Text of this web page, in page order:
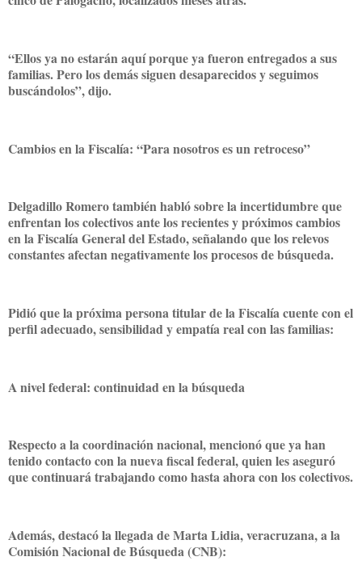
“Ellos ya no estarán aquí porque ya fueron entregados a sus
familias. Pero los demás siguen desaparecidos y seguimos
buscándolos”, dijo.
Cambios en la Fiscalía: “Para nosotros es un retroceso”
Delgadillo Romero también habló sobre la incertidumbre que
enfrentan los colectivos ante los recientes y próximos cambios
en la Fiscalía General del Estado, señalando que los relevos
constantes afectan negativamente los procesos de búsqueda.
Pidió que la próxima persona titular de la Fiscalía cuente con el
perfil adecuado, sensibilidad y empatía real con las familias:
A nivel federal: continuidad en la búsqueda
Respecto a la coordinación nacional, mencionó que ya han
tenido contacto con la nueva fiscal federal, quien les aseguró
que continuará trabajando como hasta ahora con los colectivos.
Además, destacó la llegada de Marta Lidia, veracruzana, a la
Comisión Nacional de Búsqueda (CNB):